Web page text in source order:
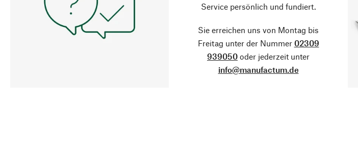
Service persönlich und fundiert.
Sie erreichen uns von Montag bis
Freitag unter der Nummer 02309
939050 oder jederzeit unter
info@manufactum.de